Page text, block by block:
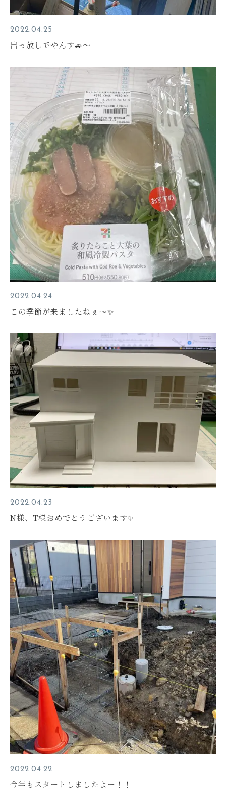
2022.04.25
出っ放しでやんす🚙～
2022.04.24
この季節が来ましたねぇ～✨
2022.04.23
N様、T様おめでとうございます✨
2022.04.22
今年もスタートしましたよー！！